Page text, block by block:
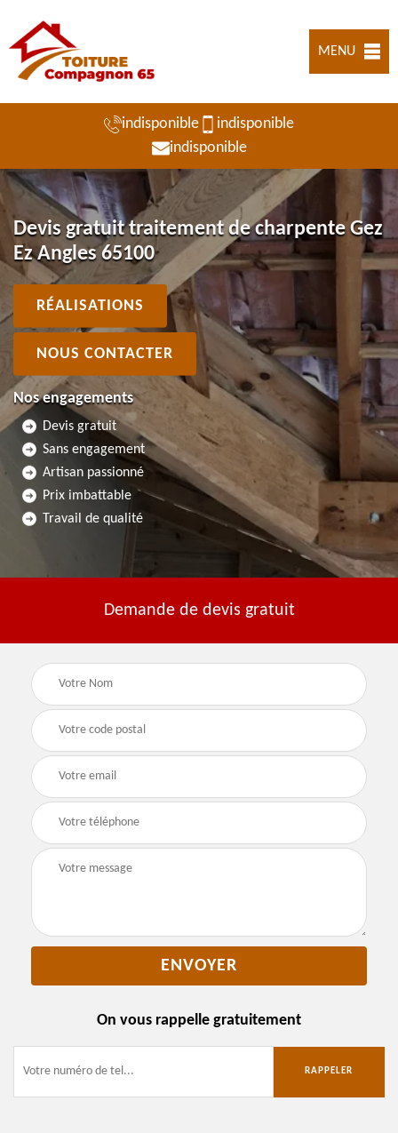
MENU
indisponible
indisponible
indisponible
Devis gratuit traitement de charpente Gez
Ez Angles 65100
RÉALISATIONS
NOUS CONTACTER
Nos engagements
Devis gratuit
Sans engagement
Artisan passionné
Prix imbattable
Travail de qualité
Demande de devis gratuit
On vous rappelle gratuitement